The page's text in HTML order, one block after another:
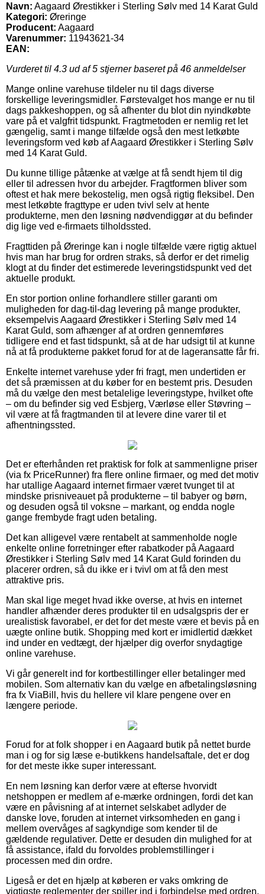
Navn: Aagaard Ørestikker i Sterling Sølv med 14 Karat Guld
Kategori: Øreringe
Producent: Aagaard
Varenummer: 11943621-34
EAN:
Vurderet til 4.3 ud af 5 stjerner baseret på 46 anmeldelser
Mange online varehuse tildeler nu til dags diverse
forskellige leveringsmidler. Førstevalget hos mange er nu til
dags pakkeshoppen, og så afhenter du blot din nyindkøbte
vare på et valgfrit tidspunkt. Fragtmetoden er nemlig ret let
gængelig, samt i mange tilfælde også den mest letkøbte
leveringsform ved køb af Aagaard Ørestikker i Sterling Sølv
med 14 Karat Guld.
Du kunne tillige påtænke at vælge at få sendt hjem til dig
eller til adressen hvor du arbejder. Fragtformen bliver som
oftest et hak mere bekostelig, men også rigtig fleksibel. Den
mest letkøbte fragttype er uden tvivl selv at hente
produkterne, men den løsning nødvendiggør at du befinder
dig lige ved e-firmaets tilholdssted.
Fragttiden på Øreringe kan i nogle tilfælde være rigtig aktuel
hvis man har brug for ordren straks, så derfor er det rimelig
klogt at du finder det estimerede leveringstidspunkt ved det
aktuelle produkt.
En stor portion online forhandlere stiller garanti om
muligheden for dag-til-dag levering på mange produkter,
eksempelvis Aagaard Ørestikker i Sterling Sølv med 14
Karat Guld, som afhænger af at ordren gennemføres
tidligere end et fast tidspunkt, så at de har udsigt til at kunne
nå at få produkterne pakket forud for at de lageransatte får fri.
Enkelte internet varehuse yder fri fragt, men undertiden er
det så præmissen at du køber for en bestemt pris. Desuden
må du vælge den mest betalelige leveringstype, hvilket ofte
– om du befinder sig ved Esbjerg, Værløse eller Støvring –
vil være at få fragtmanden til at levere dine varer til et
afhentningssted.
Det er efterhånden ret praktisk for folk at sammenligne priser
(via fx PriceRunner) fra flere online firmaer, og med det motiv
har utallige Aagaard internet firmaer været tvunget til at
mindske prisniveauet på produkterne – til babyer og børn,
og desuden også til voksne – markant, og endda nogle
gange frembyde fragt uden betaling.
Det kan alligevel være rentabelt at sammenholde nogle
enkelte online forretninger efter rabatkoder på Aagaard
Ørestikker i Sterling Sølv med 14 Karat Guld forinden du
placerer ordren, så du ikke er i tvivl om at få den mest
attraktive pris.
Man skal lige meget hvad ikke overse, at hvis en internet
handler afhænder deres produkter til en udsalgspris der er
urealistisk favorabel, er det for det meste være et bevis på en
uægte online butik. Shopping med kort er imidlertid dækket
ind under en vedtægt, der hjælper dig overfor snydagtige
online varehuse.
Vi går generelt ind for kortbestillinger eller betalinger med
mobilen. Som alternativ kan du vælge en afbetalingsløsning
fra fx ViaBill, hvis du hellere vil klare pengene over en
længere periode.
Forud for at folk shopper i en Aagaard butik på nettet burde
man i og for sig læse e-butikkens handelsaftale, det er dog
for det meste ikke super interessant.
En nem løsning kan derfor være at efterse hvorvidt
netshoppen er medlem af e-mærke ordningen, fordi det kan
være en påvisning af at internet selskabet adlyder de
danske love, foruden at internet virksomheden en gang i
mellem overvåges af sagkyndige som kender til de
gældende regulativer. Dette er desuden din mulighed for at
få assistance, ifald du forvoldes problemstillinger i
processen med din ordre.
Ligeså er det en hjælp at køberen er vaks omkring de
vigtigste reglementer der spiller ind i forbindelse med ordren,